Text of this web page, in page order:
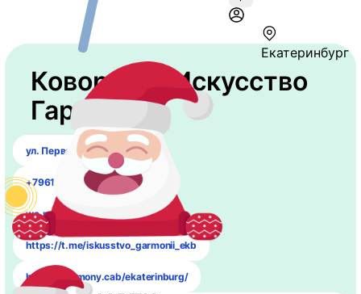
Екатеринбург
Коворкинг Искусство
Гармонии
ул. Первомайская 70
+7961 761-42-04
wa.me/79617614204
https://t.me/iskusstvo_garmonii_ekb
https://harmony.cab/ekaterinburg/